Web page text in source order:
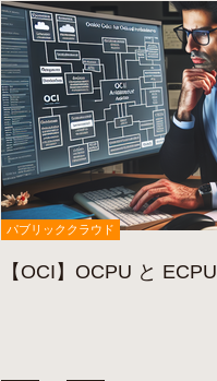
パブリッククラウド
【OCI】OCPU と ECPU